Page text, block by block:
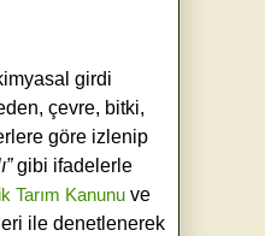
girdi
çevre, bitki,
göre izlenip
gibi ifadelerle
Tarım Kanunuve
ile denetlenerek